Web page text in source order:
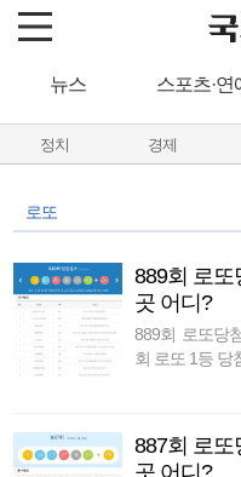
뉴스 스포츠·연
정치 경제
로또
889회 로또
곳 어디?
889회 로또당
회 로또 1등 당
887회 로또
곳 어디?